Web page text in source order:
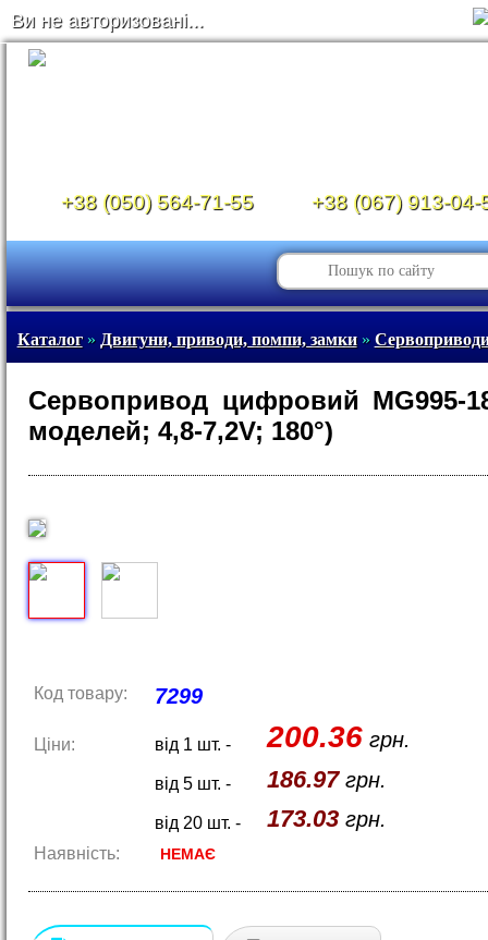
Ви не авторизовані...
+38 (050) 564-71-55 +38 (067) 913-04-
Каталог» Двигуни, приводи, помпи, замки»
Сервопривод цифровий MG995-
моделей; 4,8-7,2V; 180°)
Код товару: 7299
Ціни: від 1 шт. - 200.36грн.
від 5 шт. - 186.97грн.
від 20 шт. - 173.03грн.
Наявність: НЕМАЄ